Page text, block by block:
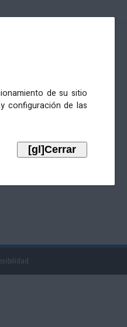
de su sitio
configuración de las